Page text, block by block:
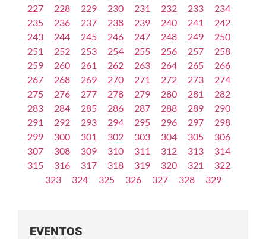
227
228 229 230 231 232 233
234
235
236 237 238 239 240 241
242
243
244 245 246 247 248 249
250
251
252 253 254 255 256 257
258
259
260 261 262 263 264 265
266
267
268 269 270 271 272 273
274
275
276 277 278 279 280 281
282
283
284 285 286 287 288 289
290
291
292 293 294 295 296 297
298
299
300 301 302 303 304 305
306
307
308 309 310 311 312 313
314
315
316 317 318 319 320 321
322
323
324 325 326 327 328 329
EVENTOS